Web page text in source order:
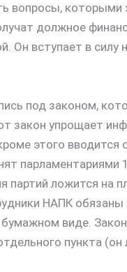
вопросы, которыми
должное
Он вступает в силу
под законом,
закон упрощает
этого
парламентариями
партий ложится на
НАПК обязаны
виде.
пункта (он